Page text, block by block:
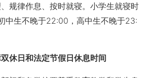
规律作息、按时就寝。小学生就寝时
中生不晚于22:00，高中生不晚于23:
休日和法定节假日休息时间